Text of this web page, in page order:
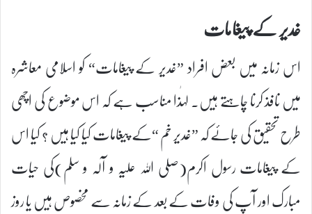
غدیر کے پیغامات
اس زمانہ میں بعض افراد ”غدیر کے پیغامات“ کو اسلامی معاشرہ
میں نافذ کرنا چاہتے ہیں۔ لہٰذا مناسب ہے کہ اس موضوع کی اچھی
طرح تحقیق کی جائے کہ ”غدیر خم “کے پیغامات کیا کیا ہیں ؟ کیا اس
کے پیغامات رسول اکرم(صلی اللہ علیہ و آلہ و سلم)کی حیات
مبارک اور آپ کی وفات کے بعد کے زمانہ سے مخصوص ہیں یا روز